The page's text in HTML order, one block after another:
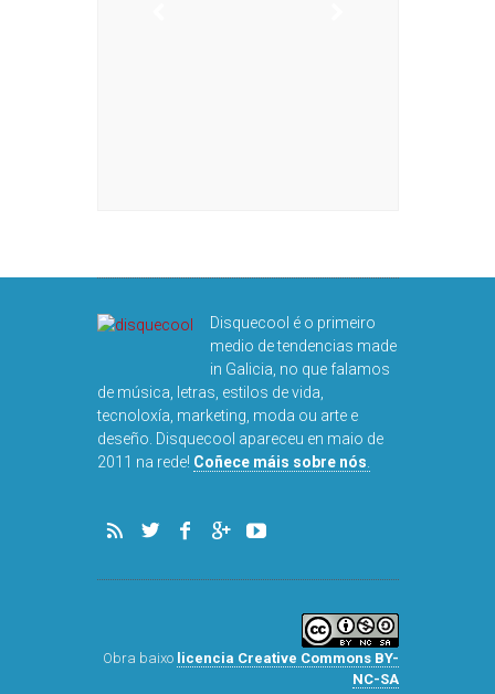
Disquecool é o primeiro
medio de tendencias made
in Galicia, no que falamos
de música, letras, estilos de vida,
tecnoloxía, marketing, moda ou arte e
deseño. Disquecool apareceu en maio de
2011 na rede! Coñece máis sobre nós.
Obra baixo licencia Creative Commons BY-
NC-SA